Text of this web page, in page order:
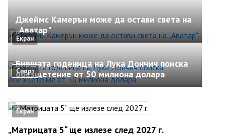
Екран
Джеймс Камерън може да остави света на
„Аватар"
Спорт
Бившата годеница на Лука Дончич поиска
обезщетение от 50 милиона долара
Екран
„Матрицата 5“ ще излезе след 2027 г.